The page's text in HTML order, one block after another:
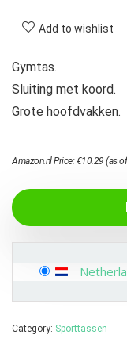
Add to wishlist
Gymtas.
Sluiting met koord.
Grote hoofdvakken.
Amazon.nl Price:€10.29 (as
Category: Sporttassen